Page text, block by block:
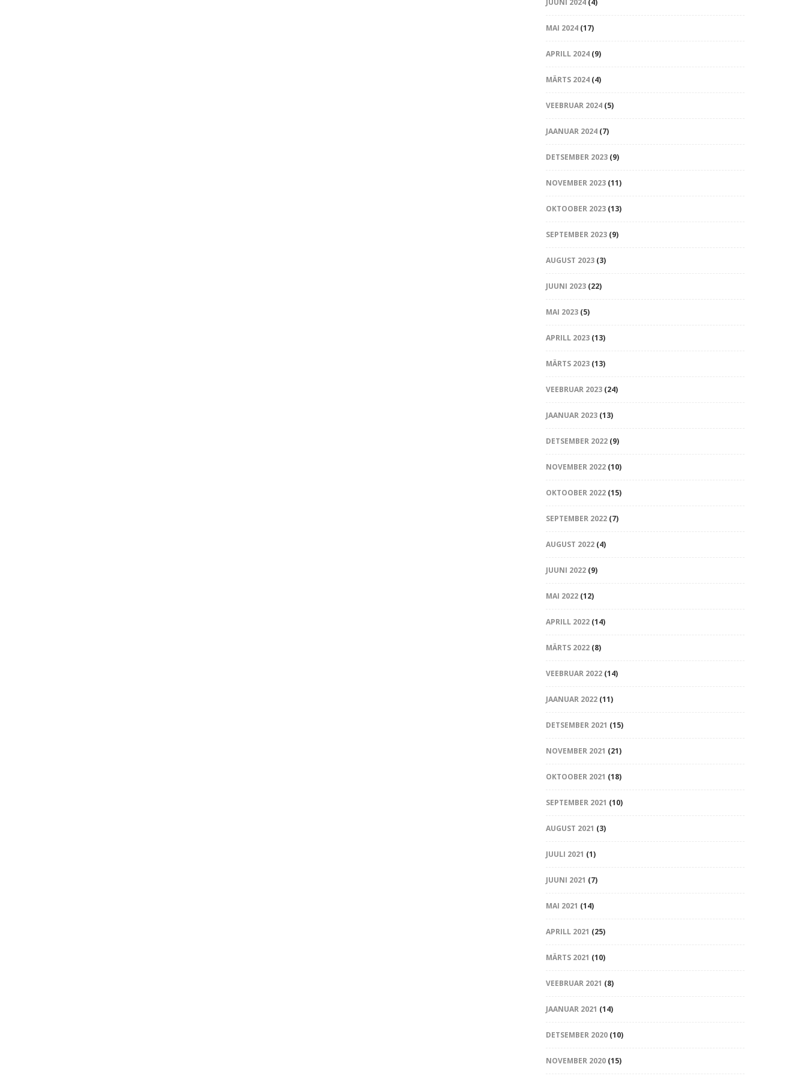
JUUNI 2024(4)
MAI 2024(17)
APRILL 2024(9)
MÄRTS 2024(4)
VEEBRUAR 2024(5)
JAANUAR 2024(7)
DETSEMBER 2023(9)
NOVEMBER 2023(11)
OKTOOBER 2023(13)
SEPTEMBER 2023(9)
AUGUST 2023(3)
JUUNI 2023(22)
MAI 2023(5)
APRILL 2023(13)
MÄRTS 2023(13)
VEEBRUAR 2023(24)
JAANUAR 2023(13)
DETSEMBER 2022(9)
NOVEMBER 2022(10)
OKTOOBER 2022(15)
SEPTEMBER 2022(7)
AUGUST 2022(4)
JUUNI 2022(9)
MAI 2022(12)
APRILL 2022(14)
MÄRTS 2022(8)
VEEBRUAR 2022(14)
JAANUAR 2022(11)
DETSEMBER 2021 (15)
NOVEMBER 2021 (21)
OKTOOBER 2021 (18)
SEPTEMBER 2021 (10)
AUGUST 2021 (3)
JUULI 2021 (1)
JUUNI 2021 (7)
MAI 2021 (14)
APRILL 2021 (25)
MÄRTS 2021 (10)
VEEBRUAR 2021 (8)
JAANUAR 2021 (14)
DETSEMBER 2020(10)
NOVEMBER 2020(15)